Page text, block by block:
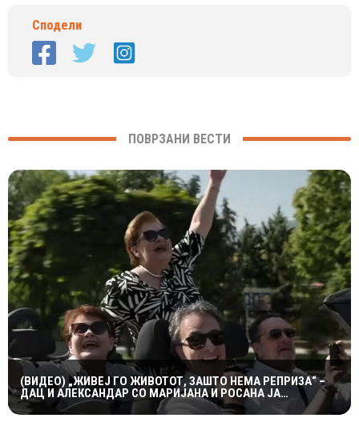
Сподели
ПОВРЗАНИ ВЕСТИ
(ВИДЕО) „ЖИВЕЈ ГО ЖИВОТОТ, ЗАШТО НЕМА РЕПРИЗА“ –
ДАЦ И АЛЕКСАНДАР СО МАРИЈАНА И РОСАНА ЈА
ПРЕТСТАВИЈА „ЗАСЕКОГАШ МЛАДИ“